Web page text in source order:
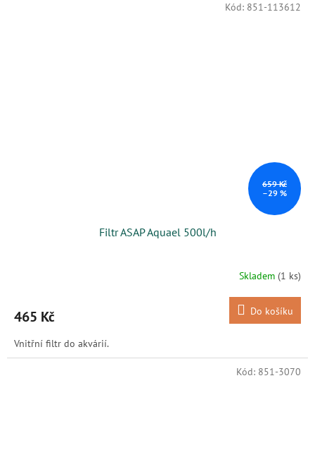
659 Kč
–29 %
Filtr ASAP Aquael 500l/h
Skladem (1 ks)
465 Kč Do košíku
Vnitřní filtr do akvárií.
Kód: 851-113612
Kód: 851-3070